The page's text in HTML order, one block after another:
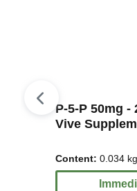
P-5-P 50mg -
Vive
Content: 0.034 kg